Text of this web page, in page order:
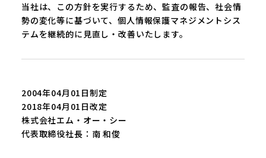
当社は、この方針を実行するため、監査の報告、社会情
勢の変化等に基づいて、個人情報保護マネジメントシス
テムを継続的に見直し・改善いたします。
2004年04月01日制定
2018年04月01日改定
株式会社エム・オー・シー
代表取締役社長：南 和俊